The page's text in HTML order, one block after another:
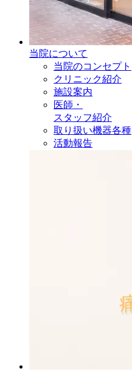
当院について
当院のコンセプト
クリニック紹介
施設案内
医師・
スタッフ紹介
取り扱い機器各種
活動報告